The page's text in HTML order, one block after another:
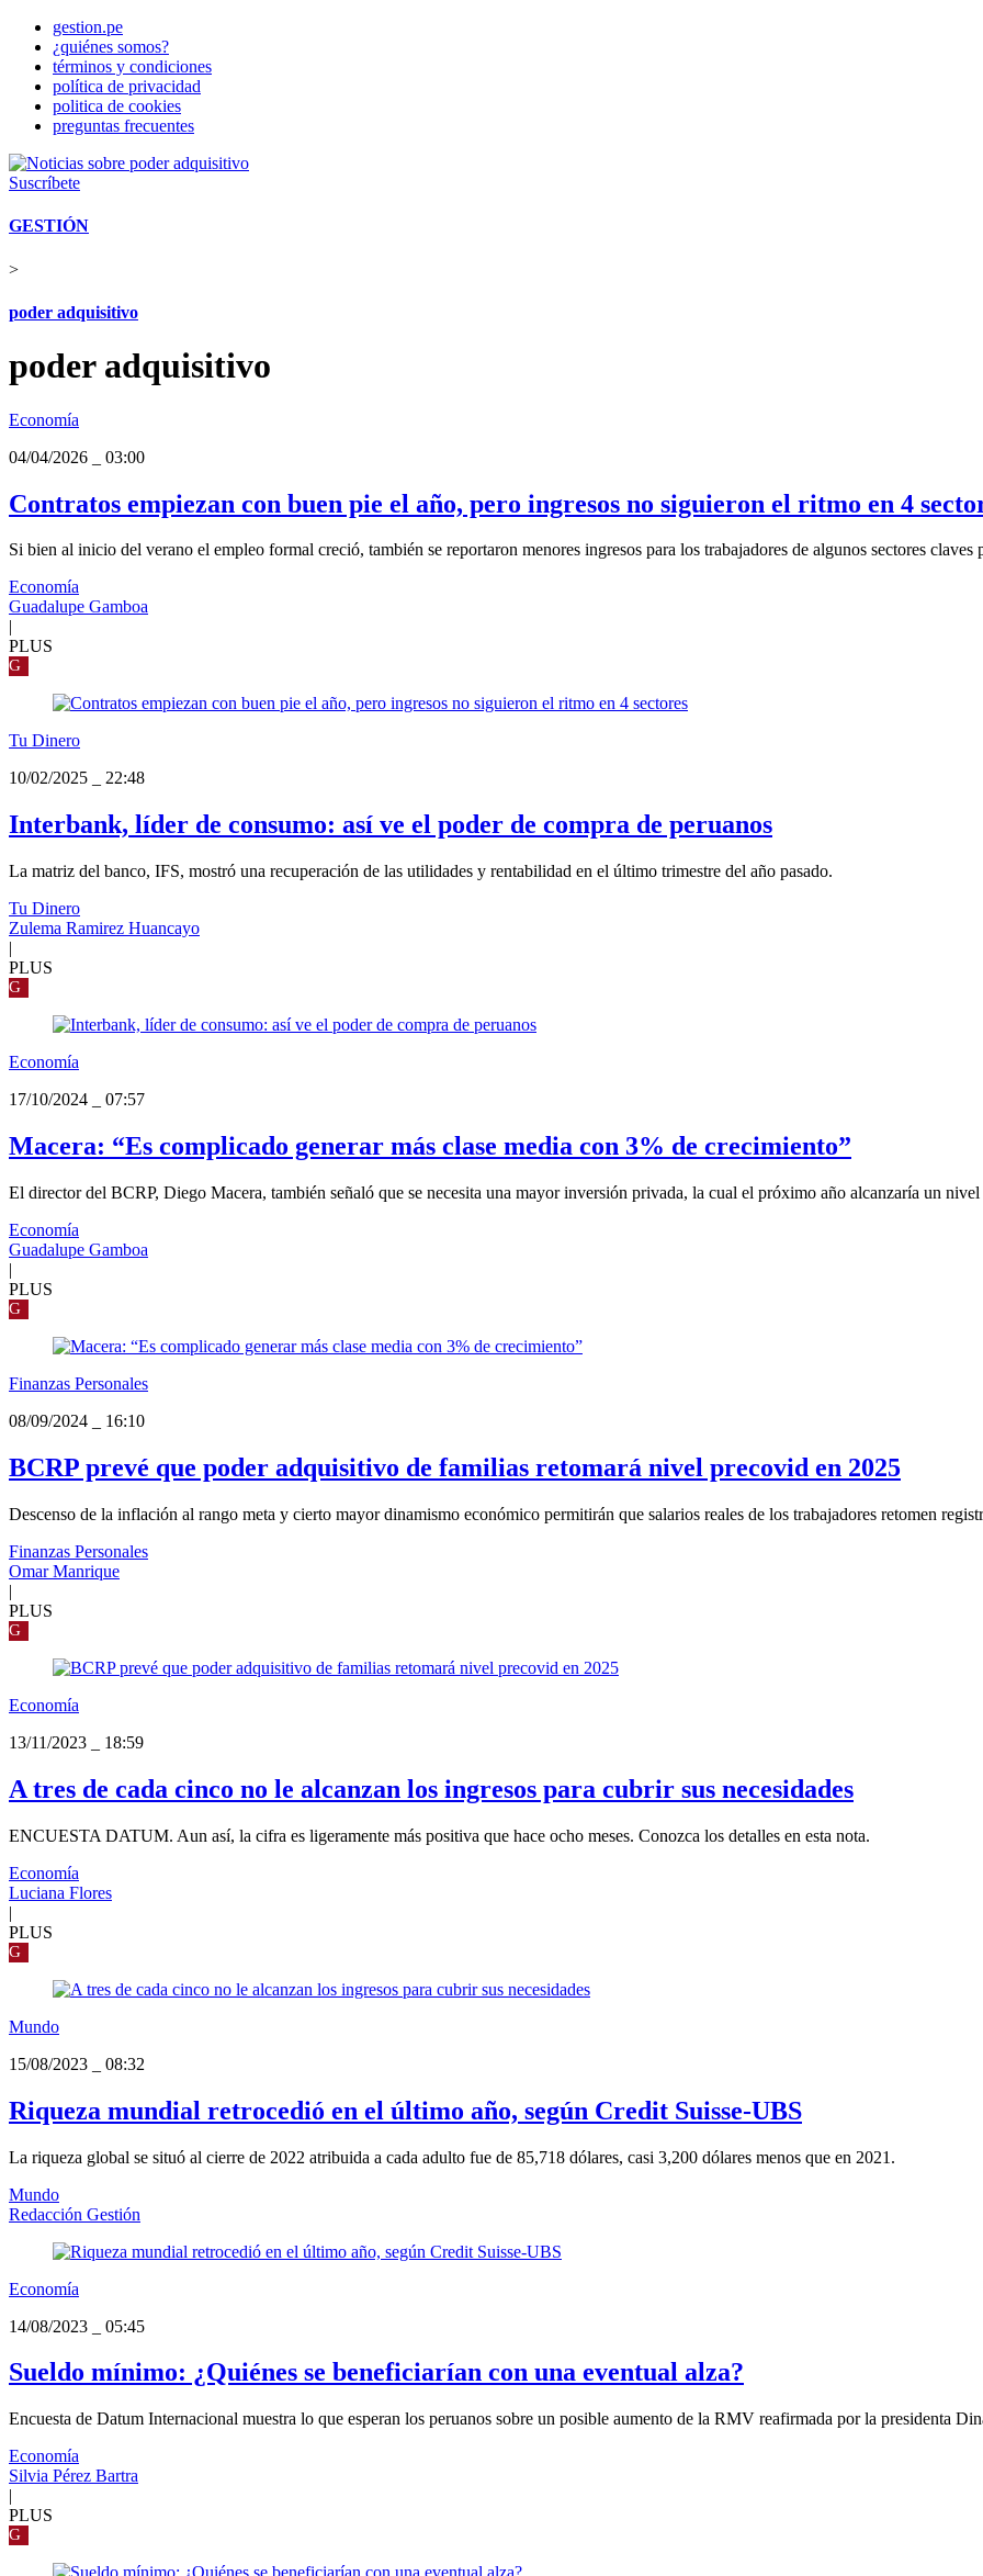
gestion.pe
¿quiénes somos?
términos y condiciones
política de privacidad
politica de cookies
preguntas frecuentes
Suscríbete
GESTIÓN
>
poder adquisitivo
poder adquisitivo
Economía
04/04/2026
03:00
Contratos empiezan con buen pie el año, pero ingresos no siguieron el ritmo en 4
Si bien al inicio del verano el empleo formal creció, también se reportaron menores ingresos para los trabajadores de algunos sectores claves
Economía
Guadalupe Gamboa
PLUS
G
Tu Dinero
10/02/2025
22:48
Interbank, líder de consumo: así ve el poder de compra de peruanos
La matriz del banco, IFS, mostró una recuperación de las utilidades y rentabilidad en el último trimestre del año pasado.
Tu Dinero
Zulema Ramirez Huancayo
|
PLUS
G
Economía
17/10/2024
07:57
Macera: “Es complicado generar más clase media con 3% de crecimiento”
El director del BCRP, Diego Macera, también señaló que se necesita una mayor inversión privada, la cual el próximo año alcanzaría un nivel
Economía
Guadalupe Gamboa
|
PLUS
G
Finanzas Personales
08/09/2024
16:10
BCRP prevé que poder adquisitivo de familias retomará nivel precovid en 2025
Descenso de la inflación al rango meta y cierto mayor dinamismo económico permitirán que salarios reales de los trabajadores retomen
Finanzas Personales
Omar Manrique
|
PLUS
G
Economía
13/11/2023
18:59
A tres de cada cinco no le alcanzan los ingresos para cubrir sus necesidades
ENCUESTA DATUM. Aun así, la cifra es ligeramente más positiva que hace ocho meses. Conozca los detalles en esta nota.
Economía
Luciana Flores
|
PLUS
G
Mundo
15/08/2023
08:32
Riqueza mundial retrocedió en el último año, según Credit Suisse-UBS
La riqueza global se situó al cierre de 2022 atribuida a cada adulto fue de 85,718 dólares, casi 3,200 dólares menos que en 2021.
Mundo
Redacción Gestión
Economía
14/08/2023
05:45
Sueldo mínimo: ¿Quiénes se beneficiarían con una eventual alza?
Encuesta de Datum Internacional muestra lo que esperan los peruanos sobre un posible aumento de la RMV reafirmada por la presidenta
Economía
Silvia Pérez Bartra
|
PLUS
G